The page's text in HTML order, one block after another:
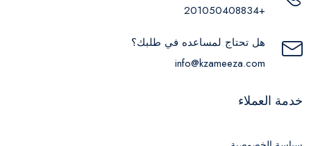
+201050408834
هل تحتاج لمساعده في طلبك؟
info@kzameeza.com
خدمة العملاء